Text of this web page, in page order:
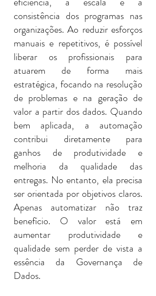
consistência dos programas nas
organizações. Ao reduzir esforços
manuais e repetitivos, é possível
liberar os profissionais para
atuarem de forma mais
estratégica, focando na resolução
de problemas e na geração de
valor a partir dos dados. Quando
bem aplicada, a automação
contribui diretamente para
ganhos de produtividade e
melhoria da qualidade das
entregas. No entanto, ela precisa
ser orientada por objetivos claros.
Apenas automatizar não traz
benefício. O valor está em
aumentar produtividade e
qualidade sem perder de vista a
essência da Governança de
Dados.